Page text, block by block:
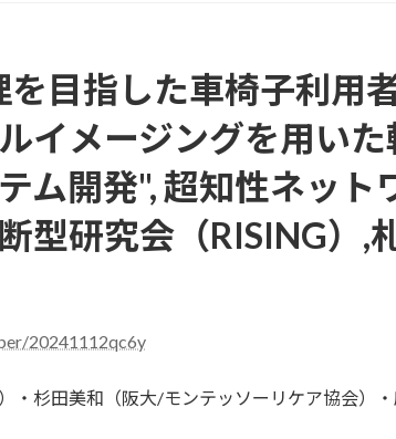
目指した車椅子利用
イメージングを用いた
ム開発", 超知性ネット
型研究会（RISING）,
20241112qc6y
・杉田美和（阪大/モンテッソーリケア協会）